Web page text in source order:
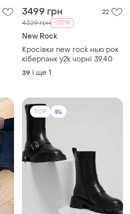
3499 грн 22
4329 грн -20%
New Rock
Кросівки new rock нью рок
кіберпанк y2k чорні 39,40
39 і ще 1
TOP